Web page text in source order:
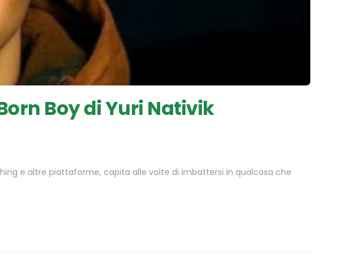
Boy di Yuri Nativik
e altre piattaforme, capita alle volte di imbattersi in qualcosa che